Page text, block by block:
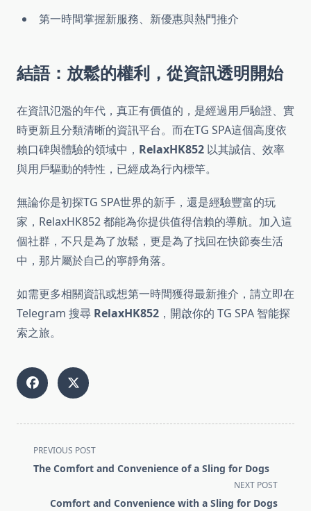
第一時間掌握新服務、新優惠與熱門推介
結語：放鬆的權利，從資訊透明開始
在資訊氾濫的年代，真正有價值的，是經過用戶驗證、實
時更新且分類清晰的資訊平台。而在TG SPA這個高度依
賴口碑與體驗的領域中， RelaxHK852 以其誠信、效率
與用戶驅動的特性，已經成為行內標竿。
無論你是初探TG SPA世界的新手，還是經驗豐富的玩
家，RelaxHK852 都能為你提供值得信賴的導航。加入這
個社群，不只是為了放鬆，更是為了找回在快節奏生活
中，那片屬於自己的寧靜角落。
如需更多相關資訊或想第一時間獲得最新推介，請立即在
Telegram 搜尋 RelaxHK852 ，開啟你的 TG SPA 智能探
索之旅。
<span
class="nav-
screen-
PREVIOUS POST
The Comfort and Convenience of a Sling for Dogs
NEXT POST
Comfort and Convenience with a Sling for Dogs